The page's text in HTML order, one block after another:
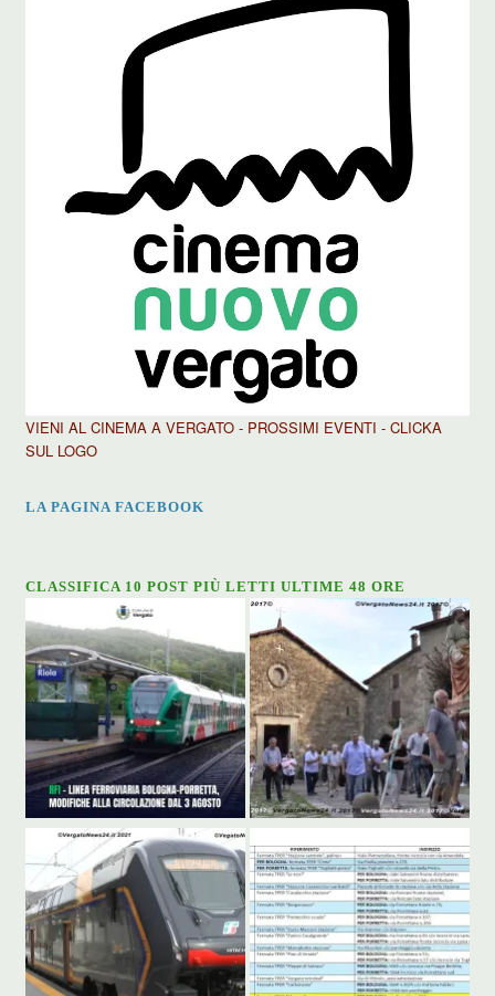
VIENI AL CINEMA A VERGATO - PROSSIMI EVENTI - CLICKA
SUL LOGO
LA PAGINA FACEBOOK
CLASSIFICA 10 POST PIÙ LETTI ULTIME 48 ORE